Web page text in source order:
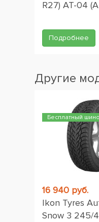
R27) AT-04
Подробнее
Другие
Бесплатный
16 940 руб.
Ikon Tyres
Snow 3 245/